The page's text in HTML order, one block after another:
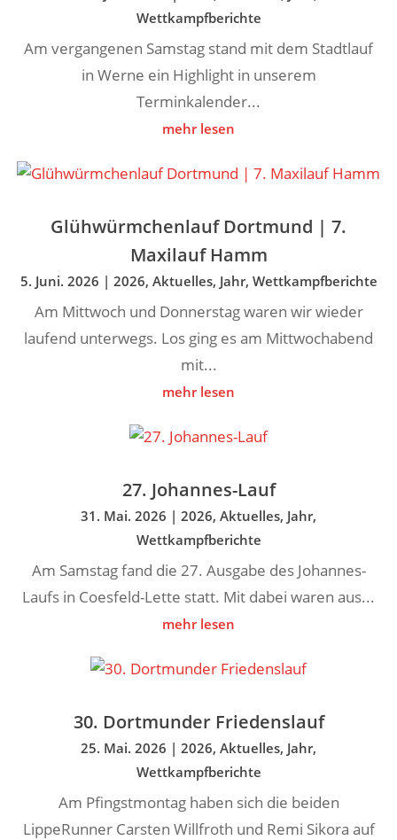
Wettkampfberichte
Am vergangenen Samstag stand mit dem Stadtlauf
in Werne ein Highlight in unserem
Terminkalender...
mehr lesen
Glühwürmchenlauf Dortmund | 7.
Maxilauf Hamm
5. Juni. 2026 | 2026, Aktuelles, Jahr, Wettkampfberichte
Am Mittwoch und Donnerstag waren wir wieder
laufend unterwegs. Los ging es am Mittwochabend
mit...
mehr lesen
27. Johannes-Lauf
31. Mai. 2026 | 2026, Aktuelles, Jahr,
Wettkampfberichte
Am Samstag fand die 27. Ausgabe des Johannes-
Laufs in Coesfeld-Lette statt. Mit dabei waren aus...
mehr lesen
30. Dortmunder Friedenslauf
25. Mai. 2026 | 2026, Aktuelles, Jahr,
Wettkampfberichte
Am Pfingstmontag haben sich die beiden
LippeRunner Carsten Willfroth und Remi Sikora auf